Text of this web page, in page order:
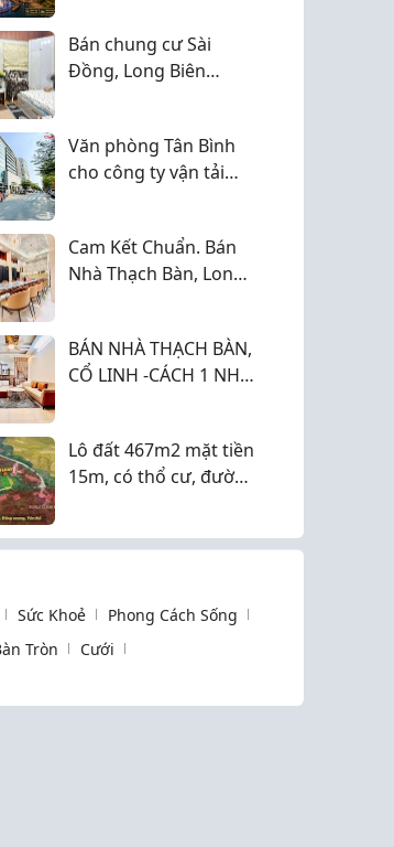
Bán chung cư Sài
Đồng, Long Biên
Văn phòng Tân Bình
cho công ty vận tải
Cam Kết Chuẩn. Bán
Nhà Thạch Bàn, Long
BÁN NHÀ THẠCH BÀN,
CỔ LINH -CÁCH 1 NHÀ
chỉ 7,35 tỷ
Lô đất 467m2 mặt tiền
15m, có thổ cư, đường
Sức Khoẻ
Phong Cách Sống
Tròn
Cưới